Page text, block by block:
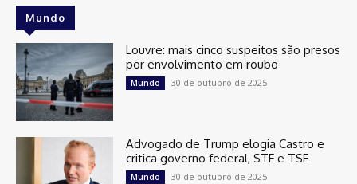
Mundo
Louvre: mais cinco suspeitos são presos
por envolvimento em roubo
Mundo 30 de outubro de 2025
Advogado de Trump elogia Castro e
critica governo federal, STF e TSE
Mundo 30 de outubro de 2025